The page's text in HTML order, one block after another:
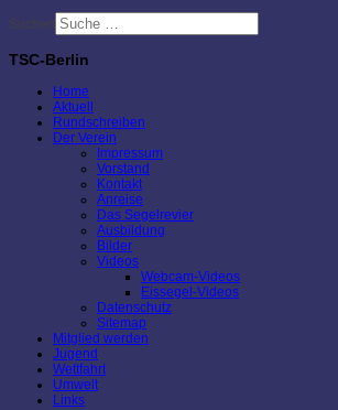
Suchen
TSC-Berlin
Home
Aktuell
Rundschreiben
Der Verein
Impressum
Vorstand
Kontakt
Anreise
Das Segelrevier
Ausbildung
Bilder
Videos
Webcam-Videos
Eissegel-Videos
Datenschutz
Sitemap
Mitglied werden
Jugend
Wettfahrt
Umwelt
Links